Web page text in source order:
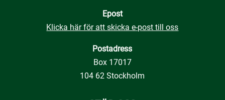
Epost
Klicka här för att skicka e-post till oss
Postadress
Box 17017
104 62 Stockholm